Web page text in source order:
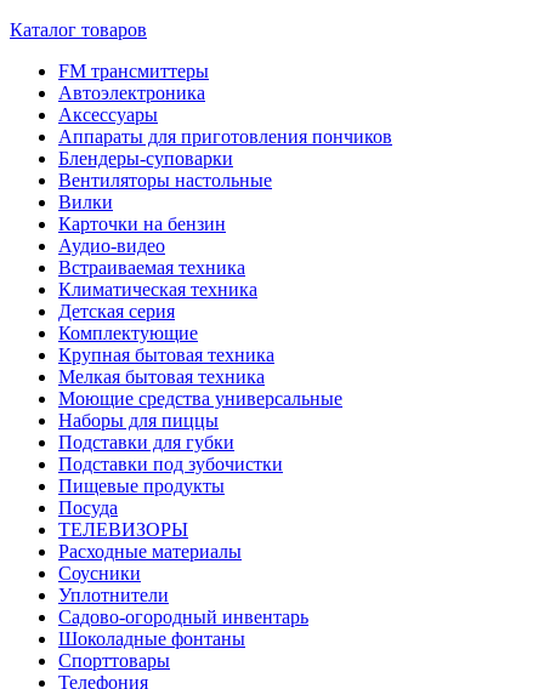
Каталог товаров
FM трансмиттеры
Автоэлектроника
Аксессуары
Аппараты для приготовления пончиков
Блендеры-суповарки
Вентиляторы настольные
Вилки
Карточки на бензин
Аудио-видео
Встраиваемая техника
Климатическая техника
Детская серия
Комплектующие
Крупная бытовая техника
Мелкая бытовая техника
Моющие средства универсальные
Наборы для пиццы
Подставки для губки
Подставки под зубочистки
Пищевые продукты
Посуда
ТЕЛЕВИЗОРЫ
Расходные материалы
Соусники
Уплотнители
Садово-огородный инвентарь
Шоколадные фонтаны
Спорттовары
Телефония